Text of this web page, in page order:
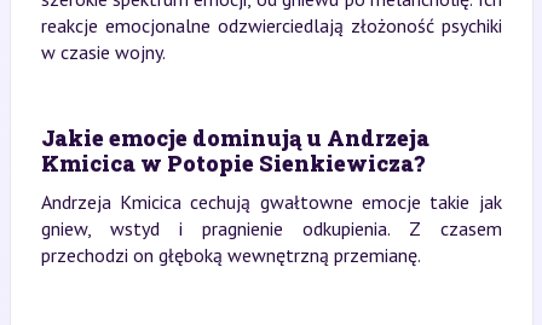
reakcje emocjonalne odzwierciedlają złożoność psychiki
w czasie wojny.
Jakie emocje dominują u Andrzeja
Kmicica w Potopie Sienkiewicza?
Andrzeja Kmicica cechują gwałtowne emocje takie jak
gniew, wstyd i pragnienie odkupienia. Z czasem
przechodzi on głęboką wewnętrzną przemianę.